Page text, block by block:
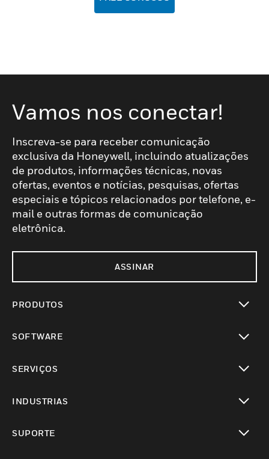
Vamos nos conectar!
Inscreva-se para receber comunicação
exclusiva da Honeywell, incluindo atualizações
de produtos, informações técnicas, novas
ofertas, eventos e notícias, pesquisas, ofertas
especiais e tópicos relacionados por telefone, e-
mail e outras formas de comunicação
eletrônica.
ASSINAR
PRODUTOS
SOFTWARE
SERVIÇOS
INDUSTRIAS
SUPORTE